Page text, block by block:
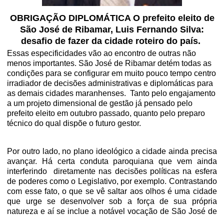
OBRIGAÇÃO DIPLOMÁTICA O prefeitoeleito de
São José de Ribamar, Luis Fernando Silva:
desafio de fazer da cidade roteiro do país.
Essas especificidades vão ao encontro de outras não
menos importantes. São José de Ribamar detém todas as
condições para se configurar em muito pouco tempo centro
irradiador de decisões administrativas e diplomáticas para
as demais cidades maranhenses. Tanto pelo engajamento
a um projeto dimensional de gestão já pensado pelo
prefeito eleito em outubro passado, quanto pelo preparo
técnico do qual dispõe o futuro gestor.
Por outro lado, no plano ideológico a cidade ainda precisa
avançar. Há certa conduta paroquiana que vem ainda
interferindo
diretamente nas decisões políticas na esfera
de poderes como o Legislativo, por exemplo. Contrastando
com esse fato, o que se vê saltar aos olhos é uma cidade
que urge se desenvolver sob a força de sua própria
natureza e aí se inclue a notável vocação de São José de